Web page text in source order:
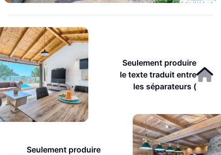
Seulement produire
le texte traduit entre
les séparateurs (
Seulement produire